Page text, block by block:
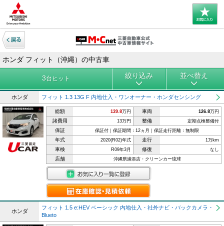
ホンダ フィット（沖縄）の中古車
3台ヒット 絞り込み 並べ替え
ホンダ フィット 1.3 13G F 内地仕入・ワンオーナー・ホンダセンシング
総額 139.8万円 車両 126.8万円
諸費用 13万円 整備 定期点検整備付
保証 保証付｜保証期間：12ヵ月｜保証走行距離：無制限
年式 2020(R02)年式 走行 1万km
車検 R09年3月 修復 なし
店舗 沖縄県浦添店・クリーンカー琉球
ホンダ
フィット 1.5 e:HEV ベーシック 内地仕入・社外ナビ・バックカメラ・
Blueto